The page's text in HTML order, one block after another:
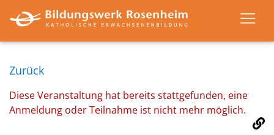
Zurück
Diese Veranstaltung hat bereits stattgefunden, eine
Anmeldung oder Teilnahme ist nicht mehr möglich.